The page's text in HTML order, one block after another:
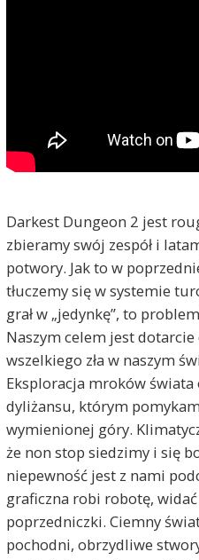
Darkest Dungeon 2 jest
zbieramy swój zespół i
potwory. Jak to w
tłuczemy się w systemie
grał w „jedynkę”, to
Naszym celem jest
wszelkiego zła w naszym
Eksploracja mroków świata
dyliżansu, którym
wymienionej góry.
że non stop siedzimy i się
niepewność jest z nami
graficzna robi robotę,
poprzedniczki. Ciemny
pochodni, obrzydliwe